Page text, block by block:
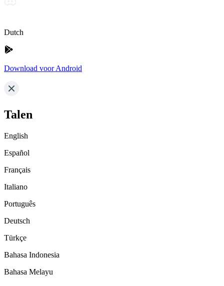
Dutch
Download voor Android
Talen
English
Español
Français
Italiano
Português
Deutsch
Türkçe
Bahasa Indonesia
Bahasa Melayu